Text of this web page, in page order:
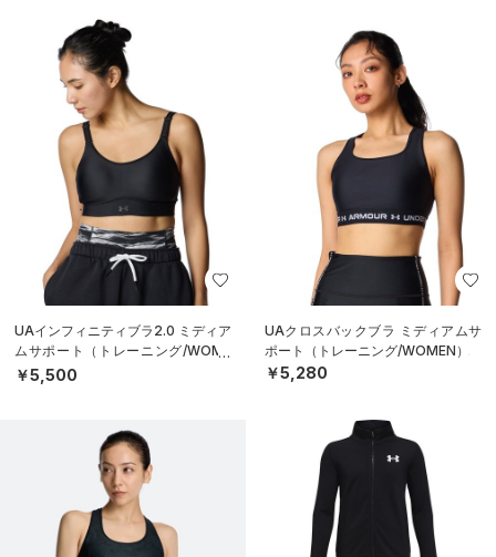
UAインフィニティブラ2.0 ミディア
ムサポート（トレーニング/WOME
N）
￥5,500
UAクロスバックブラ ミディアムサ
ポート（トレーニング/WOMEN）
￥5,280